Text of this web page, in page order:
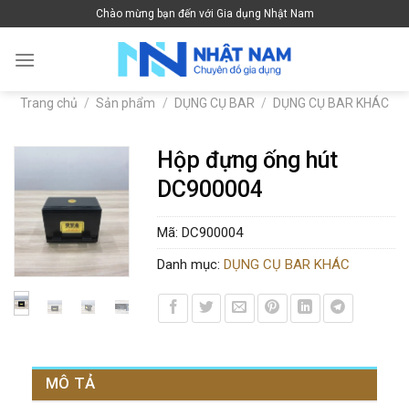
to
content
Chào mừng bạn đến với Gia dụng Nhật Nam
Trang chủ / Sản phẩm / DỤNG CỤ BAR / DỤNG CỤ BAR KHÁC
Hộp đựng ống hút
DC900004
Mã: DC900004
Danh mục: DỤNG CỤ BAR KHÁC
MÔ TẢ